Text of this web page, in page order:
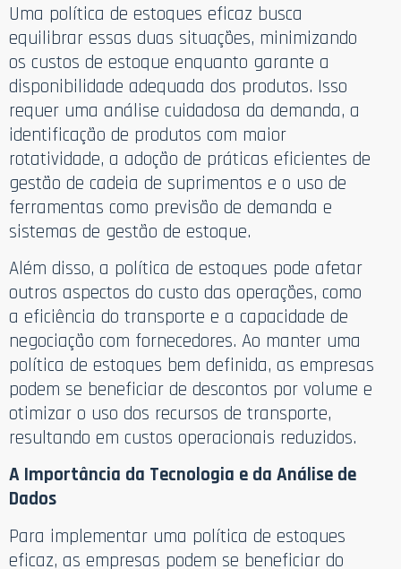
Uma política de estoques eficaz busca
equilibrar essas duas situações, minimizando
os custos de estoque enquanto garante a
disponibilidade adequada dos produtos. Isso
requer uma análise cuidadosa da demanda, a
identificação de produtos com maior
rotatividade, a adoção de práticas eficientes de
gestão de cadeia de suprimentos e o uso de
ferramentas como previsão de demanda e
sistemas de gestão de estoque.
Além disso, a política de estoques pode afetar
outros aspectos do custo das operações, como
a eficiência do transporte e a capacidade de
negociação com fornecedores. Ao manter uma
política de estoques bem definida, as empresas
podem se beneficiar de descontos por volume e
otimizar o uso dos recursos de transporte,
resultando em custos operacionais reduzidos.
A Importância da Tecnologia e da Análise de
Dados
Para implementar uma política de estoques
eficaz, as empresas podem se beneficiar do